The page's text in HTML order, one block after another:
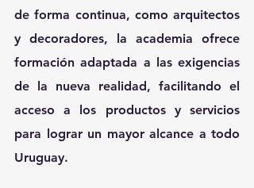
de forma continua, como arquitectos
y decoradores, la academia ofrece
formación adaptada a las exigencias
de la nueva realidad, facilitando el
acceso a los productos y servicios
para lograr un mayor alcance a todo
Uruguay.